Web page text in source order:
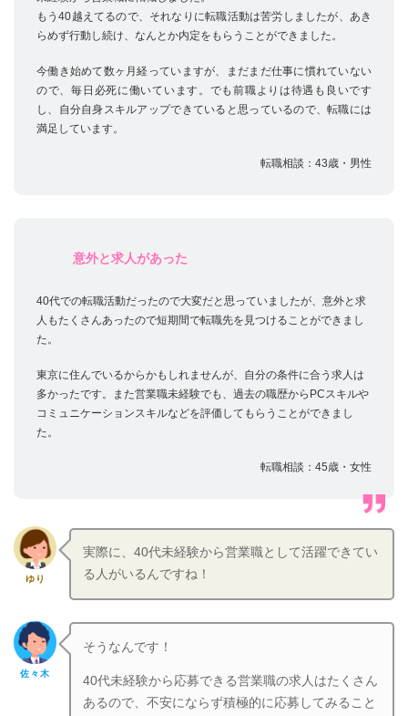
もう40越えてるので、それなりに転職活動は苦労しましたが、あき
らめず行動し続け、なんとか内定をもらうことができました。
今働き始めて数ヶ月経っていますが、まだまだ仕事に慣れていない
ので、毎日必死に働いています。でも前職よりは待遇も良いです
し、自分自身スキルアップできていると思っているので、転職には
満足しています。
転職相談：43歳・男性
意外と求人があった
40代での転職活動だったので大変だと思っていましたが、意外と求
人もたくさんあったので短期間で転職先を見つけることができまし
た。
東京に住んでいるからかもしれませんが、自分の条件に合う求人は
多かったです。また営業職未経験でも、過去の職歴からPCスキルや
コミュニケーションスキルなどを評価してもらうことができまし
た。
転職相談：45歳・女性
ゆり
実際に、40代未経験から営業職として活躍できてい
る人がいるんですね！
佐々木
そうなんです！
40代未経験から応募できる営業職の求人はたくさん
あるので、不安にならず積極的に応募してみること